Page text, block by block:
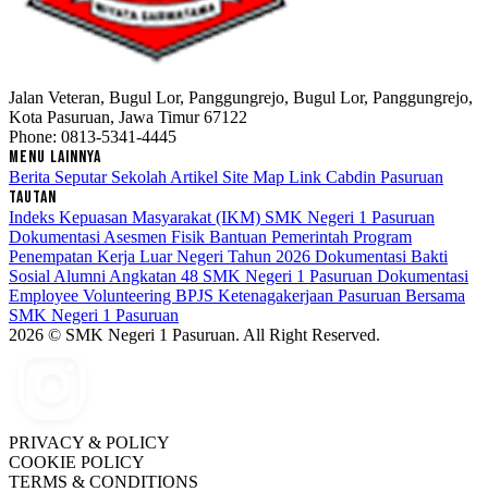
Jalan Veteran, Bugul Lor, Panggungrejo, Bugul Lor, Panggungrejo,
Kota Pasuruan, Jawa Timur 67122
Phone: 0813-5341-4445
MENU LAINNYA
Berita Seputar Sekolah Artikel Site Map Link Cabdin Pasuruan
TAUTAN
Indeks Kepuasan Masyarakat (IKM) SMK Negeri 1 Pasuruan
Dokumentasi Asesmen Fisik Bantuan Pemerintah Program
Penempatan Kerja Luar Negeri Tahun 2026 Dokumentasi Bakti
Sosial Alumni Angkatan 48 SMK Negeri 1 Pasuruan Dokumentasi
Employee Volunteering BPJS Ketenagakerjaan Pasuruan Bersama
SMK Negeri 1 Pasuruan
2026 © SMK Negeri 1 Pasuruan. All Right Reserved.
PRIVACY & POLICY
COOKIE POLICY
TERMS & CONDITIONS